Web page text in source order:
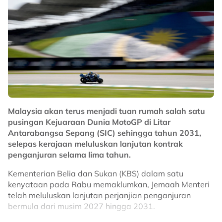
penting dalam sistem permainan Selangor musim ini.
Penyokong Red Giants pastinya mengharapkan
sentuhan pemain kelahiran Venezuela itu mampu
membantu Selangor kembali mencabar kejuaraan
domestik, selain memperkukuhkan cabaran kelab di
pentas Asia pada musim baharu.
No node context available.
Related Topics
#Selangor #bola sepak
Malaysia akan terus menjadi tuan rumah salah satu
pusingan Kejuaraan Dunia MotoGP di Litar
Antarabangsa Sepang (SIC) sehingga tahun 2031,
selepas kerajaan meluluskan lanjutan kontrak
penganjuran selama lima tahun.
Kementerian Belia dan Sukan (KBS) dalam satu
kenyataan pada Rabu memaklumkan, Jemaah Menteri
telah meluluskan lanjutan perjanjian penganjuran
bermula dari musim 2027 hingga 2031.